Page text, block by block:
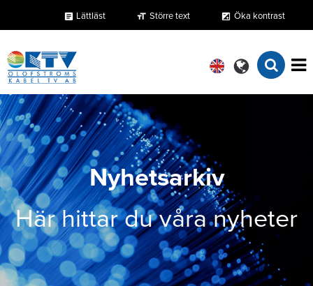
article Lättläst format_size Större text exposure Öka kontrast
Nyhetsarkiv
Här hittar du våra nyheter